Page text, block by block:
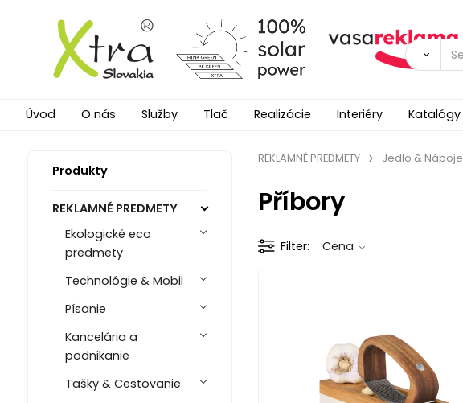
Úvod O nás Služby Tlač Realizácie Interiéry Katalógy
Produkty
REKLAMNÉ PREDMETY
Ekologické eco
predmety
Technológie & Mobil
Písanie
Kancelária a
podnikanie
Tašky & Cestovanie
REKLAMNÉ PREDMETY Jedlo & Nápoje
Příbory
Filter Cena